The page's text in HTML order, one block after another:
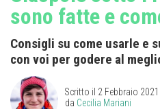
sono fatte e
Consigli su come usarle e
con voi per godere al
Scritto il 2 Febbraio 2021
da Cecilia Mariani